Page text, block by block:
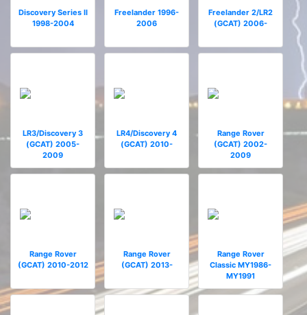
Discovery Series II
1998-2004
Freelander 1996-
2006
Freelander 2/LR2
(GCAT) 2006-
LR3/Discovery 3
(GCAT) 2005-
2009
LR4/Discovery 4
(GCAT) 2010-
Range Rover
(GCAT) 2002-
2009
Range Rover
(GCAT) 2010-2012
Range Rover
(GCAT) 2013-
Range Rover
Classic MY1986-
MY1991